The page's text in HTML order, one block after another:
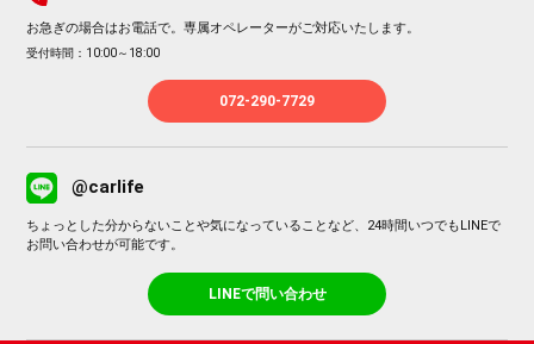
お急ぎの場合はお電話で。専属オペレーターがご対応いたします。
受付時間：10:00～18:00
072-290-7729
@carlife
ちょっとした分からないことや気になっていることなど、24時間いつでもLINEで
お問い合わせが可能です。
LINEで問い合わせ